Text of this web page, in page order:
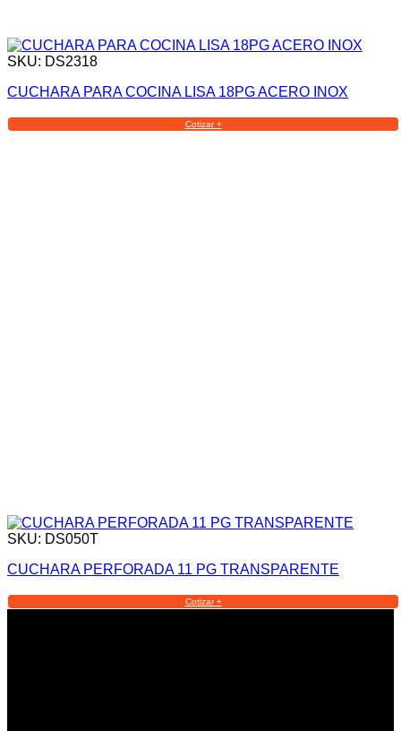
SKU: DS2318
CUCHARA PARA COCINA LISA 18PG ACERO INOX
Cotizar +
SKU: DS050T
CUCHARA PERFORADA 11 PG TRANSPARENTE
Cotizar +